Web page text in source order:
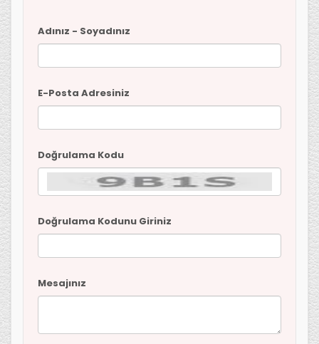
Adınız - Soyadınız
E-Posta Adresiniz
Doğrulama Kodu
Doğrulama Kodunu Giriniz
Mesajınız